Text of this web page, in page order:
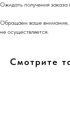
Ожидать получения заказа
Обращаем ваше внимание,
не осуществляется.
Смотрите